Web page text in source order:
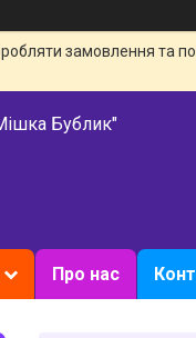
замовлення та
Бублик"
Про нас